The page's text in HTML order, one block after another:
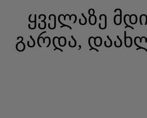
ყველაზე
გარდა,